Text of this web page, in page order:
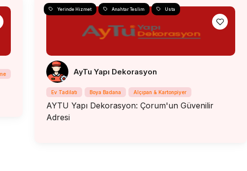
Yerinde Hizmet Anahtar Teslim Usta
AyTu Yapı Dekorasyon
Ev Tadilatı Boya Badana Alçıpan & Kartonpiyer
AYTU Yapı Dekorasyon: Çorum'un Güvenilir
Adresi